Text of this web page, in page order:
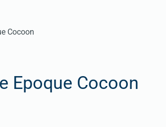
Epoque Cocoon